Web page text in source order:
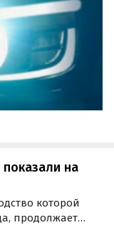
на
которой
продолжает